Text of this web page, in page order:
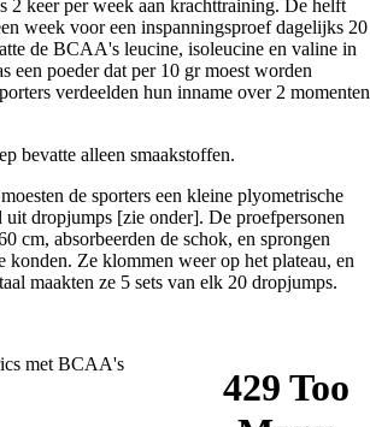
2 keer per week aan krachttraining. De helft
week voor een inspanningsproef dagelijks 20
de BCAA's leucine, isoleucine en valine in
een poeder dat per 10 gr moest worden
verdeelden hun inname over 2 momenten
bevatte alleen smaakstoffen.
de sporters een kleine plyometrische
dropjumps [zie onder]. De proefpersonen
cm, absorbeerden de schok, en sprongen
Ze klommen weer op het plateau, en
maakten ze 5 sets van elk 20 dropjumps.